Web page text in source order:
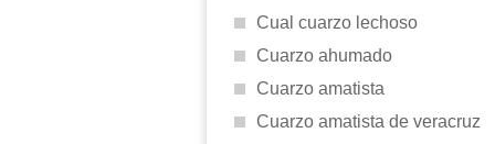
Cual cuarzo lechoso
Cuarzo ahumado
Cuarzo amatista
Cuarzo amatista de veracruz